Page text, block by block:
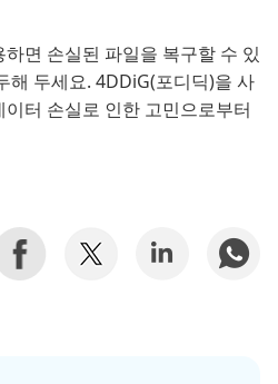
면 손실된 파일을 복구할 수 있
해 두세요. 4DDiG(포디딕)을 사
터 손실로 인한 고민으로부터